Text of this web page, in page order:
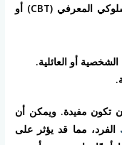
، مثل العلاج السلوكي المعرفي (CBT) أو
أو العائلية.
تكون مفيدة. ويمكن أن
الفرد، مما قد يؤثر على